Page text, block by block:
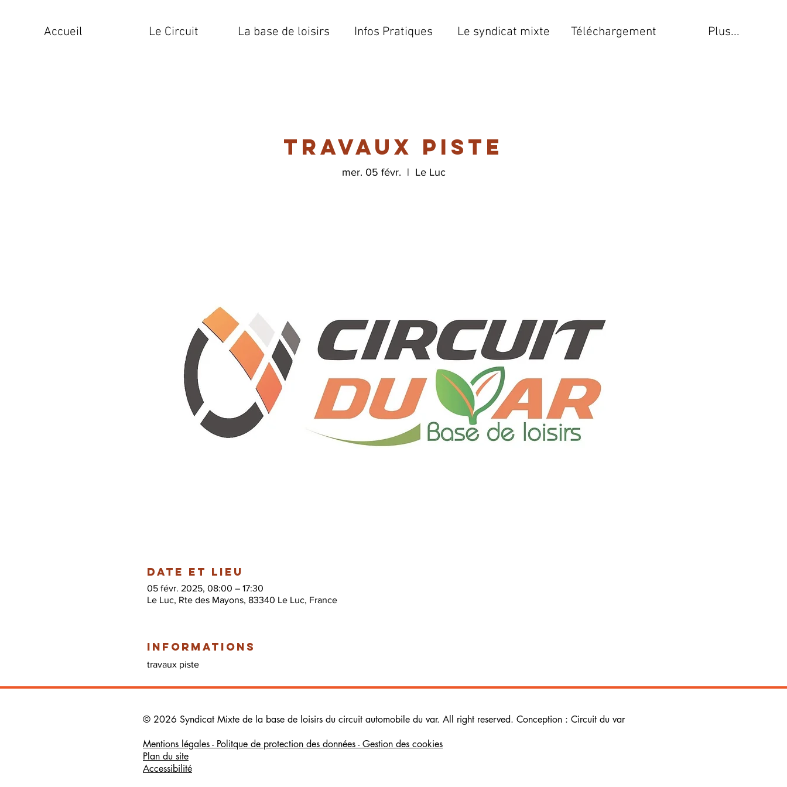
Accueil Le Circuit La base de loisirs Infos Pratiques Le syndicat mixte Téléchargement Plus...
Travaux piste
mer. 05 févr.
  |
Le Luc
Date et lieu
05 févr. 2025, 08:00 – 17:30
Le Luc, Rte des Mayons, 83340 Le Luc, France
Informations
travaux piste
© 2026 Syndicat Mixte de la base de loisirs du circuit automobile du var. All right reserved. Conception : Circuit du var
Mentions légales - Politque de protection des données - Gestion des cookies
Plan du site
Accessibilité